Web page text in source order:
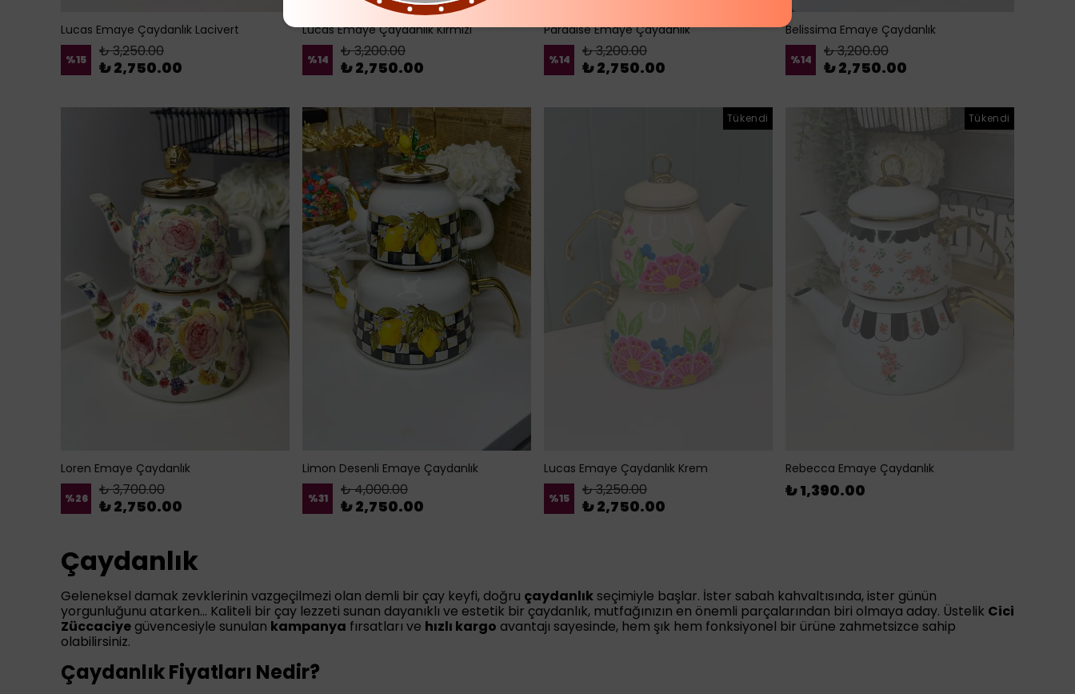
Lucas Emaye Çaydanlık Lacivert
%15 ₺ 3,250.00
₺ 2,750.00
Lucas Emaye Çaydanlık Kırmızı
%14 ₺ 3,200.00
₺ 2,750.00
Paradise Emaye Çaydanlık
%14 ₺ 3,200.00
₺ 2,750.00
Belissima Emaye Çaydanlık
%14 ₺ 3,200.00
₺ 2,750.00
Loren Emaye Çaydanlık
%26 ₺ 3,700.00
₺ 2,750.00
Limon Desenli Emaye Çaydanlık
%31 ₺ 4,000.00
₺ 2,750.00
Tükendi
Lucas Emaye Çaydanlık Krem
%15 ₺ 3,250.00
₺ 2,750.00
Tükendi
Rebecca Emaye Çaydanlık
₺ 1,390.00
Çaydanlık
Geleneksel damak zevklerinin vazgeçilmezi olan demli bir çay keyfi, doğru çaydanlıkseçimiyle başlar. İster sabah kahvaltısında, ister günün
yorgunluğunu atarken... Kaliteli bir çay lezzeti sunan dayanıklı ve estetik bir çaydanlık, mutfağınızın en önemli parçalarından biri olmaya aday. Üstelik Cici
Züccaciye güvencesiyle sunulan kampanya fırsatları ve hızlı kargo avantajı sayesinde, hem şık hem fonksiyonel bir ürüne zahmetsizce sahip
olabilirsiniz.
Çaydanlık Fiyatları Nedir?